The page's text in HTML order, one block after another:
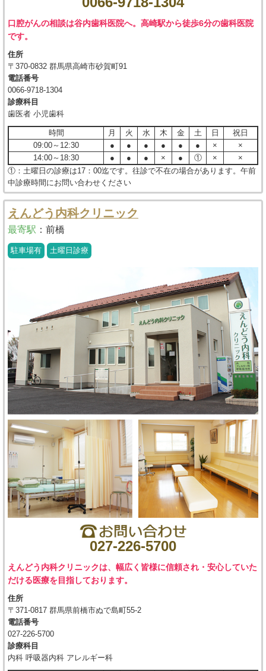
口腔がんの相談は谷内歯科医院へ。高崎駅から徒歩6分の歯科医院
です。
住所
〒370-0832 群馬県高崎市砂賀町91
電話番号
0066-9718-1304
診療科目
歯医者 小児歯科
時間 月 火 水 木 金 土 日
祝日
09:00～12:30
● ● ● ● ● ● ×
×
14:00～18:30
● ● ● × ● ① ×
×
①：土曜日の診療は17：00迄です。往診で不在の場合があります。午前
中診療時間にお問い合わせください
えんどう内科クリニック
最寄駅 ： 前橋
駐車場有 土曜日診療
027-226-5700
えんどう内科クリニックは、幅広く皆様に信頼され・安心していた
だける医療を目指しております。
住所
〒371-0817 群馬県前橋市ぬで島町55-2
電話番号
027-226-5700
診療科目
内科 呼吸器内科 アレルギー科